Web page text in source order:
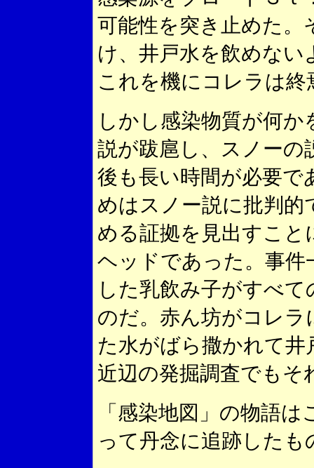
可能性を突き止めた。
け、井戸水を飲めな
これを機にコレラは
しかし感染物質が何
説が跋扈し、スノー
後も長い時間が必要
めはスノー説に批判
める証拠を見出すこ
ヘッドであった。事件
した乳飲み子がすべ
のだ。赤ん坊がコレ
た水がばら撒かれて
近辺の発掘調査でも
「感染地図」の物語
って丹念に追跡したも